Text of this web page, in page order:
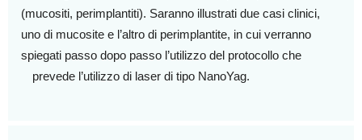
(mucositi, perimplantiti). Saranno illustrati due casi clinici,
uno di mucosite e l’altro di perimplantite, in cui verranno
spiegati passo dopo passo l’utilizzo del protocollo che
prevede l’utilizzo di laser di tipo NanoYag.